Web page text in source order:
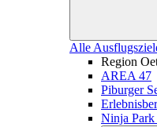
Alle
Region
AREA 47
Piburger
Ninja